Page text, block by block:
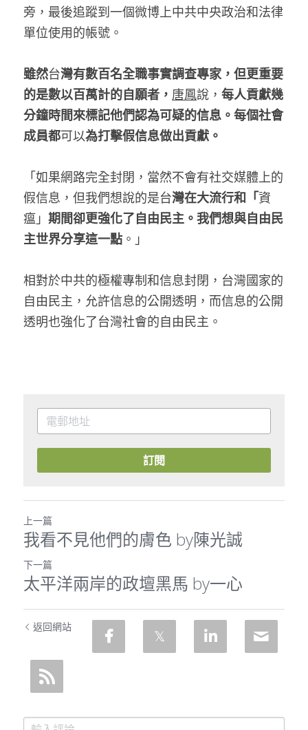
旁，最後追蹤到一個微博上中共中央政治和法律
單位使用的帳號。
雖然台灣有數百名全職事實調查專家，但更重要
的是數以百萬計的自願者， 唐鳳說， 每人貢獻幾
分鐘時間來標記他們認為可疑的信息。每個社會
成員都可以為打擊假信息做出貢獻。
「如果網路完全封閉，當然不會有社交媒體上的
假信息，但我們想說的是台灣在大流行和「資
瘟」 期間卻更強化了自由民主。我們想與自由民
主世界分享這一點 。」
相對於中共的極權專制和信息封閉，台灣國家的
自由民主，允許信息的公開透明，而信息的公開
透明也強化了台灣社會的自由民主。
訂閱
上一篇
我看不見他們的膚色 by陳光誠
下一篇
太平洋兩岸的政壇黑馬 by一心
返回網站